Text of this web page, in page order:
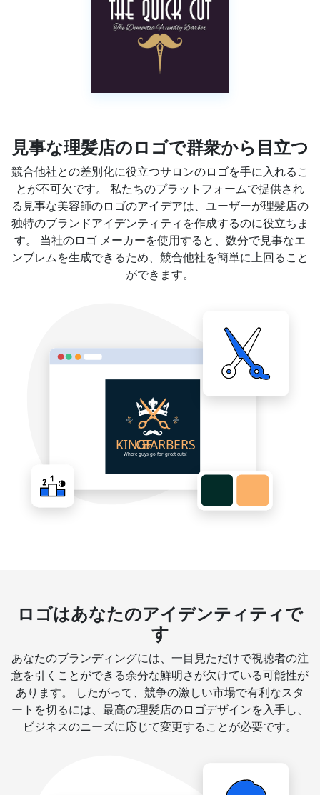
見事な理髪店のロゴで群衆から目立つ
競合他社との差別化に役立つサロンのロゴを手に入れるこ
とが不可欠です。 私たちのプラットフォームで提供され
る見事な美容師のロゴのアイデアは、ユーザーが理髪店の
独特のブランドアイデンティティを作成するのに役立ちま
す。 当社のロゴ メーカーを使用すると、数分で見事なエ
ンブレムを生成できるため、競合他社を簡単に上回ること
ができます。
ロゴはあなたのアイデンティティで
す
あなたのブランディングには、一目見ただけで視聴者の注
意を引くことができる余分な鮮明さが欠けている可能性が
あります。 したがって、競争の激しい市場で有利なスタ
ートを切るには、最高の理髪店のロゴデザインを入手し、
ビジネスのニーズに応じて変更することが必要です。